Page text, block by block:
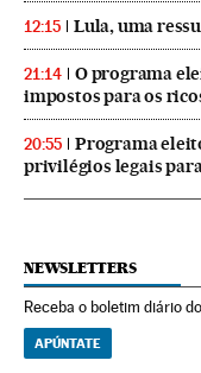
12:15 Lula, uma
21:14
O programa
impostos para os
20:55
Programa
privilégios legais
NEWSLETTERS
Receba o boletim diário
APÚNTATE